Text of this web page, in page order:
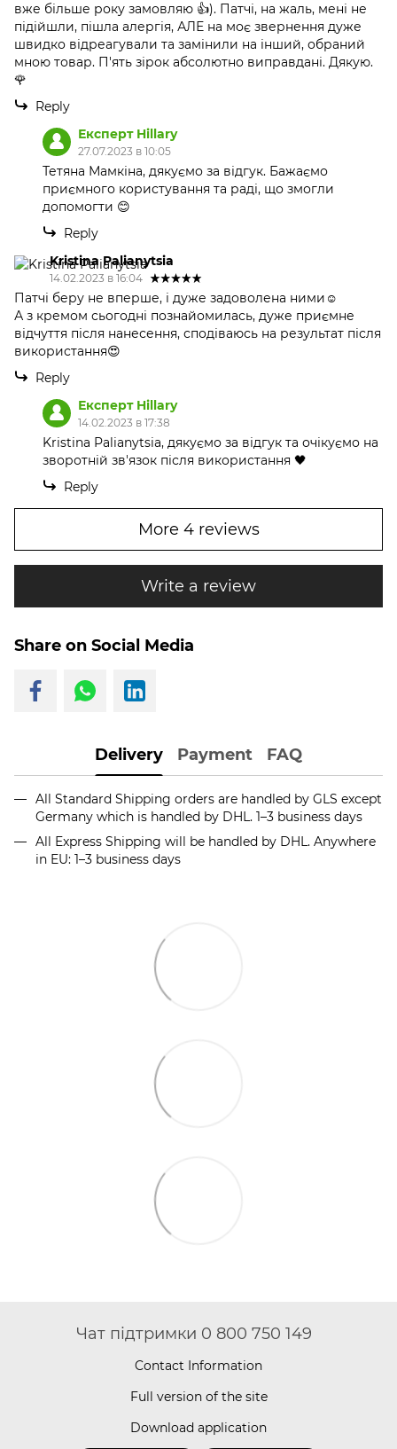
вже більше року замовляю 👍). Патчі, на жаль, мені не
підійшли, пішла алергія, АЛЕ на моє звернення дуже
швидко відреагували та замінили на інший, обраний
мною товар. П'ять зірок абсолютно виправдані. Дякую.
🌹
Reply
Експерт Hillary
27.07.2023 в 10:05
Тетяна Мамкіна, дякуємо за відгук. Бажаємо
приємного користування та раді, що змогли
допомогти 😊
Reply
Kristina Palianytsia
14.02.2023 в 16:04
Патчі беру не вперше, і дуже задоволена ними☺️
А з кремом сьогодні познайомилась, дуже приємне
відчуття після нанесення, сподіваюсь на результат після
використання😍
Reply
Експерт Hillary
14.02.2023 в 17:38
Kristina Palianytsia, дякуємо за відгук та очікуємо на
зворотній зв'язок після використання 🖤
Reply
More 4 reviews
Write a review
Share on Social Media
Delivery Payment FAQ
All Standard Shipping orders are handled by GLS except
Germany which is handled by DHL. 1–3 business days
All Express Shipping will be handled by DHL. Anywhere
in EU: 1–3 business days
Чат підтримки 0 800 750 149
Contact Information
Full version of the site
Download application